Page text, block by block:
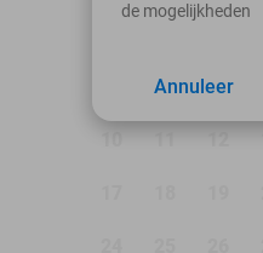
4 5
de mogelijkheden
Annuleer